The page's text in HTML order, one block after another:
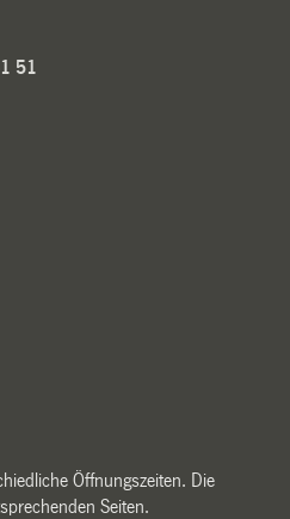
51
Öffnungszeiten. Die
Seiten.